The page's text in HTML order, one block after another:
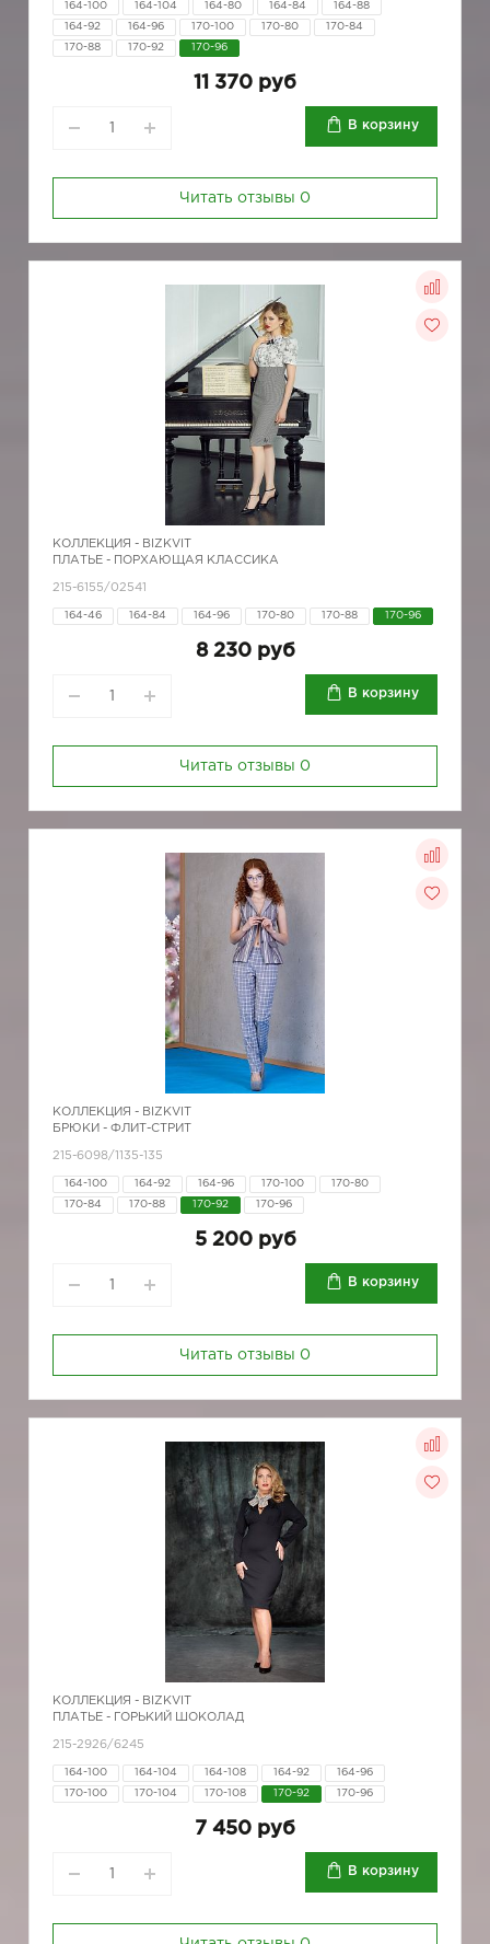
164-100 164-104 164-80 164-84 164-88
164-92 164-96 170-100 170-80 170-84
170-88 170-92 170-96
11 370 руб
В корзину
Читать отзывы 0
КОЛЛЕКЦИЯ - BIZKVIT
ПЛАТЬЕ - ПОРХАЮЩАЯ КЛАССИКА
215-6155/02541
164-46 164-84 164-96 170-80 170-88 170-96
8 230 руб
В корзину
Читать отзывы 0
КОЛЛЕКЦИЯ - BIZKVIT
БРЮКИ - ФЛИТ-СТРИТ
215-6098/1135-135
164-100 164-92 164-96 170-100 170-80
170-84 170-88 170-92 170-96
5 200 руб
В корзину
Читать отзывы 0
КОЛЛЕКЦИЯ - BIZKVIT
ПЛАТЬЕ - ГОРЬКИЙ ШОКОЛАД
215-2926/6245
164-100 164-104 164-108 164-92 164-96
170-100 170-104 170-108 170-92 170-96
7 450 руб
В корзину